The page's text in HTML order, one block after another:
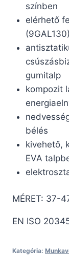
színben
elérhető
(9GAL130)
gumitalp
kompozit
bélés
kivehető,
EVA
MÉRET: 37-
EN ISO
Kategória: